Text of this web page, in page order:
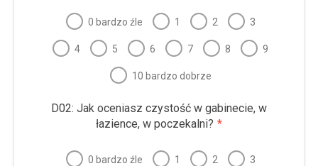
0 bardzo źle 1 2 3
4 5 6 7 8 9
10 bardzo dobrze
D02: Jak oceniasz czystość w gabinecie, w
łazience, w poczekalni? *
0 bardzo źle 1 2 3